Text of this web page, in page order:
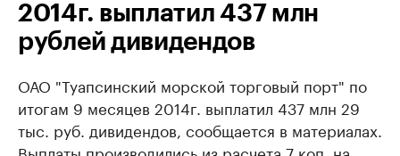
2014г. выплатил 437 млн
рублей дивидендов
ОАО "Туапсинский морской торговый порт" по
итогам 9 месяцев 2014г. выплатил 437 млн 29
тыс. руб. дивидендов, сообщается в материалах.